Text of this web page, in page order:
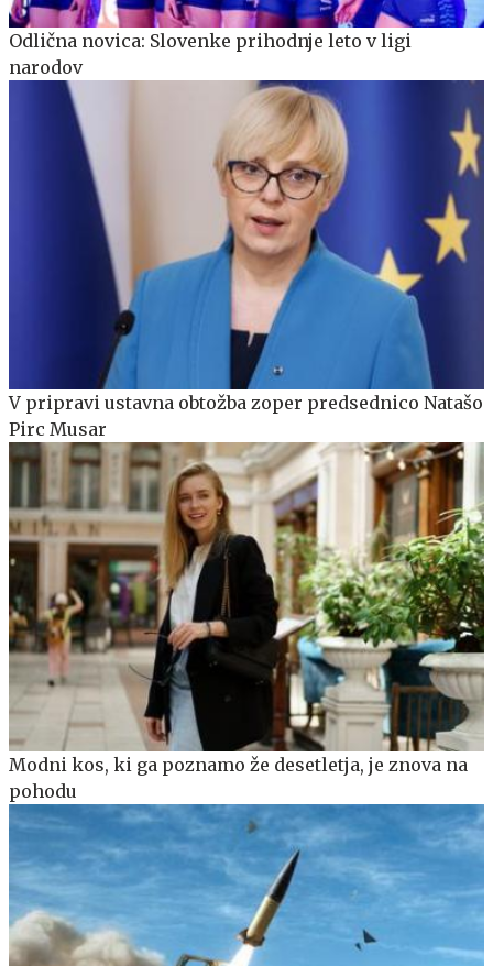
Odlična novica: Slovenke prihodnje leto v ligi
narodov
V pripravi ustavna obtožba zoper predsednico Natašo
Pirc Musar
Modni kos, ki ga poznamo že desetletja, je znova na
pohodu